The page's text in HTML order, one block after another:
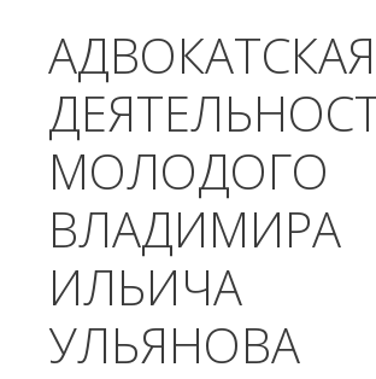
АДВОКАТСКАЯ
МОЛОДОГО
ВЛАДИМИРА
ИЛЬИЧА
УЛЬЯНОВА